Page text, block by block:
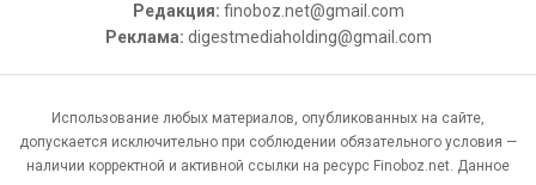
Редакция: finoboz.net@gmail.com
Реклама: digestmediaholding@gmail.com
Использование любых материалов, опубликованных на сайте,
допускается исключительно при соблюдении обязательного условия —
наличии корректной и активной ссылки на ресурс Finoboz.net. Данное